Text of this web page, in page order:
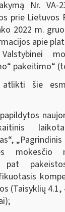
Nr. VA-
prie Lietuvos
2022 m.
apie
pakeitimo“
atlikti šie
„Pagrindinis
mokesčio
pat
(Taisyklių 4.1,